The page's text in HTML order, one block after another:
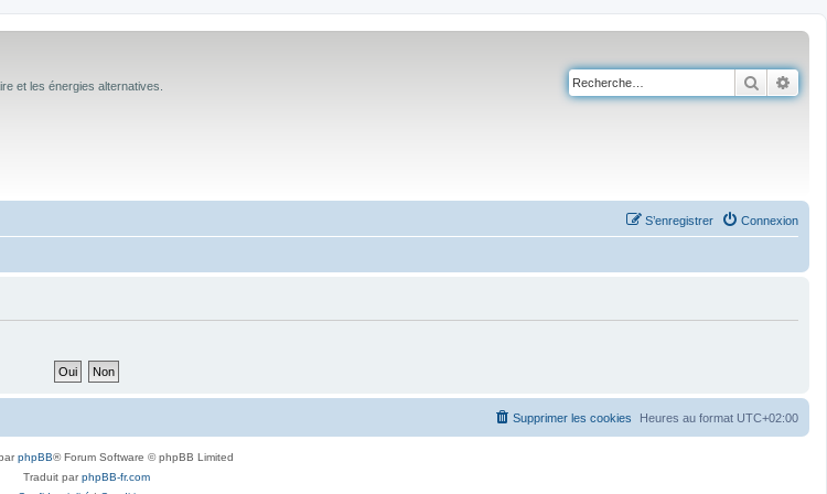
et les énergies alternatives.
Connexion
S’enregistrer
Heures au format UTC+02:00
Supprimer les cookies
phpBB® Forum Software © phpBB Limited
Traduit parphpBB-fr.com